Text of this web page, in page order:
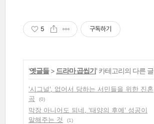
5 구독하기
'옛글들> 드라마 곱씹기' 카테고리의 다른 글
'시그널', 없어서 당하는 서민들을 위한 진혼
곡
(0)
막장 아니어도 되네, '태양의 후예' 성공이
말해주는 것
(1)